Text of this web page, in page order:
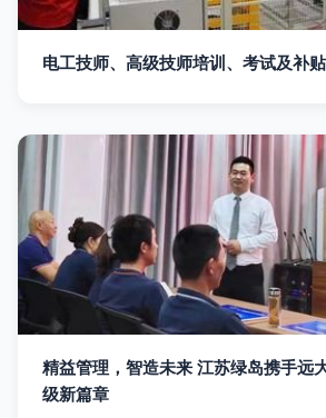
电工技师、高级技师培训、考试及补
精益管理，智造未来 江苏绿岛携手远
级新篇章